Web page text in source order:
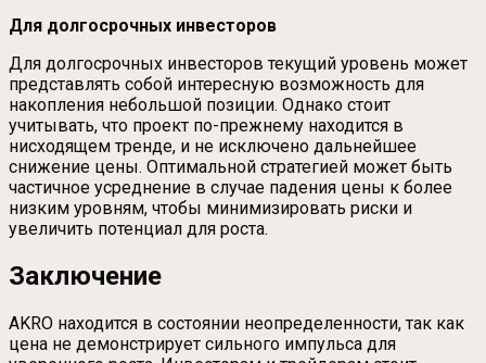
Для долгосрочных инвесторов
Для долгосрочных инвесторов текущий уровень может
представлять собой интересную возможность для
накопления небольшой позиции. Однако стоит
учитывать, что проект по-прежнему находится в
нисходящем тренде, и не исключено дальнейшее
снижение цены. Оптимальной стратегией может быть
частичное усреднение в случае падения цены к более
низким уровням, чтобы минимизировать риски и
увеличить потенциал для роста.
Заключение
AKRO находится в состоянии неопределенности, так как
цена не демонстрирует сильного импульса для